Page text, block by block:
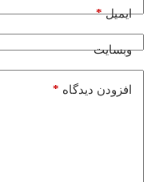
ایمیل*
وبسایت
افزودن دیدگاه *